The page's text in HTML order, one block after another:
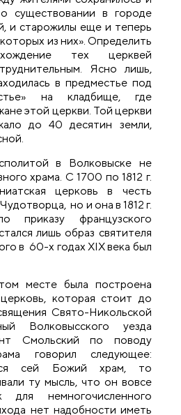
существовании в городе
и старожилы еще и теперь
из них». Определить
тех церквей
Ясно лишь,
в предместье под
на кладбище, где
этой церкви. Той церкви
до 40 десятин земли,
в Волковыске не
храма. С 1700 по 1812 г.
церковь в честь
но и она в 1812 г.
приказу французского
лишь образ святителя
в 60-х годах XIX века был
месте была построена
которая стоит до
Свято-Никольской
Волковысского уезда
Смольский по поводу
говорил следующее:
сей Божий храм, то
ту мысль, что он вовсе
немногочисленного
нет надобности иметь